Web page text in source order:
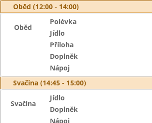
Oběd (12:00 - 14:00)
Oběd
Polévka
Jídlo
Příloha
Doplněk
Nápoj
Svačina (14:45 - 15:00)
Svačina
Jídlo
Doplněk
Nápoj